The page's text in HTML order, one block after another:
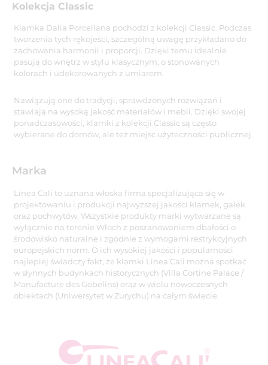
Kolekcja Classic
Klamka Dalia Porcellana pochodzi z kolekcji Classic. Podczas
tworzenia tych rękojeści, szczególną uwagę przykładano do
zachowania harmonii i proporcji. Dzięki temu idealnie
pasują do wnętrz w stylu klasycznym, o stonowanych
kolorach i udekorowanych z umiarem.
Nawiązują one do tradycji, sprawdzonych rozwiązań i
stawiają na wysoką jakość materiałów i mebli. Dzięki swojej
ponadczasowości, klamki z kolekcji Classic są często
wybierane do domów, ale też miejsc użyteczności publicznej.
Marka
Linea Cali to uznana włoska firma specjalizująca się w
projektowaniu i produkcji najwyższej jakości klamek, gałek
oraz pochwytów. Wszystkie produkty marki wytwarzane są
wyłącznie na terenie Włoch z poszanowaniem dbałości o
środowisko naturalne i zgodnie z wymogami restrykcyjnych
europejskich norm. O ich wysokiej jakości i popularności
najlepiej świadczy fakt, że klamki Linea Cali można spotkać
w słynnych budynkach historycznych (Villa Cortine Palace /
Manufacture des Gobelins) oraz w wielu nowoczesnych
obiektach (Uniwersytet w Zurychu) na całym świecie.